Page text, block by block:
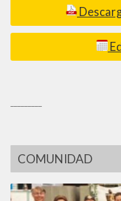
COMUNIDAD